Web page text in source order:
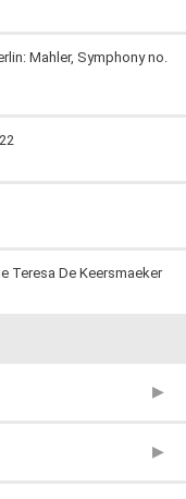
Mahler, Symphony no.
Teresa De Keersmaeker